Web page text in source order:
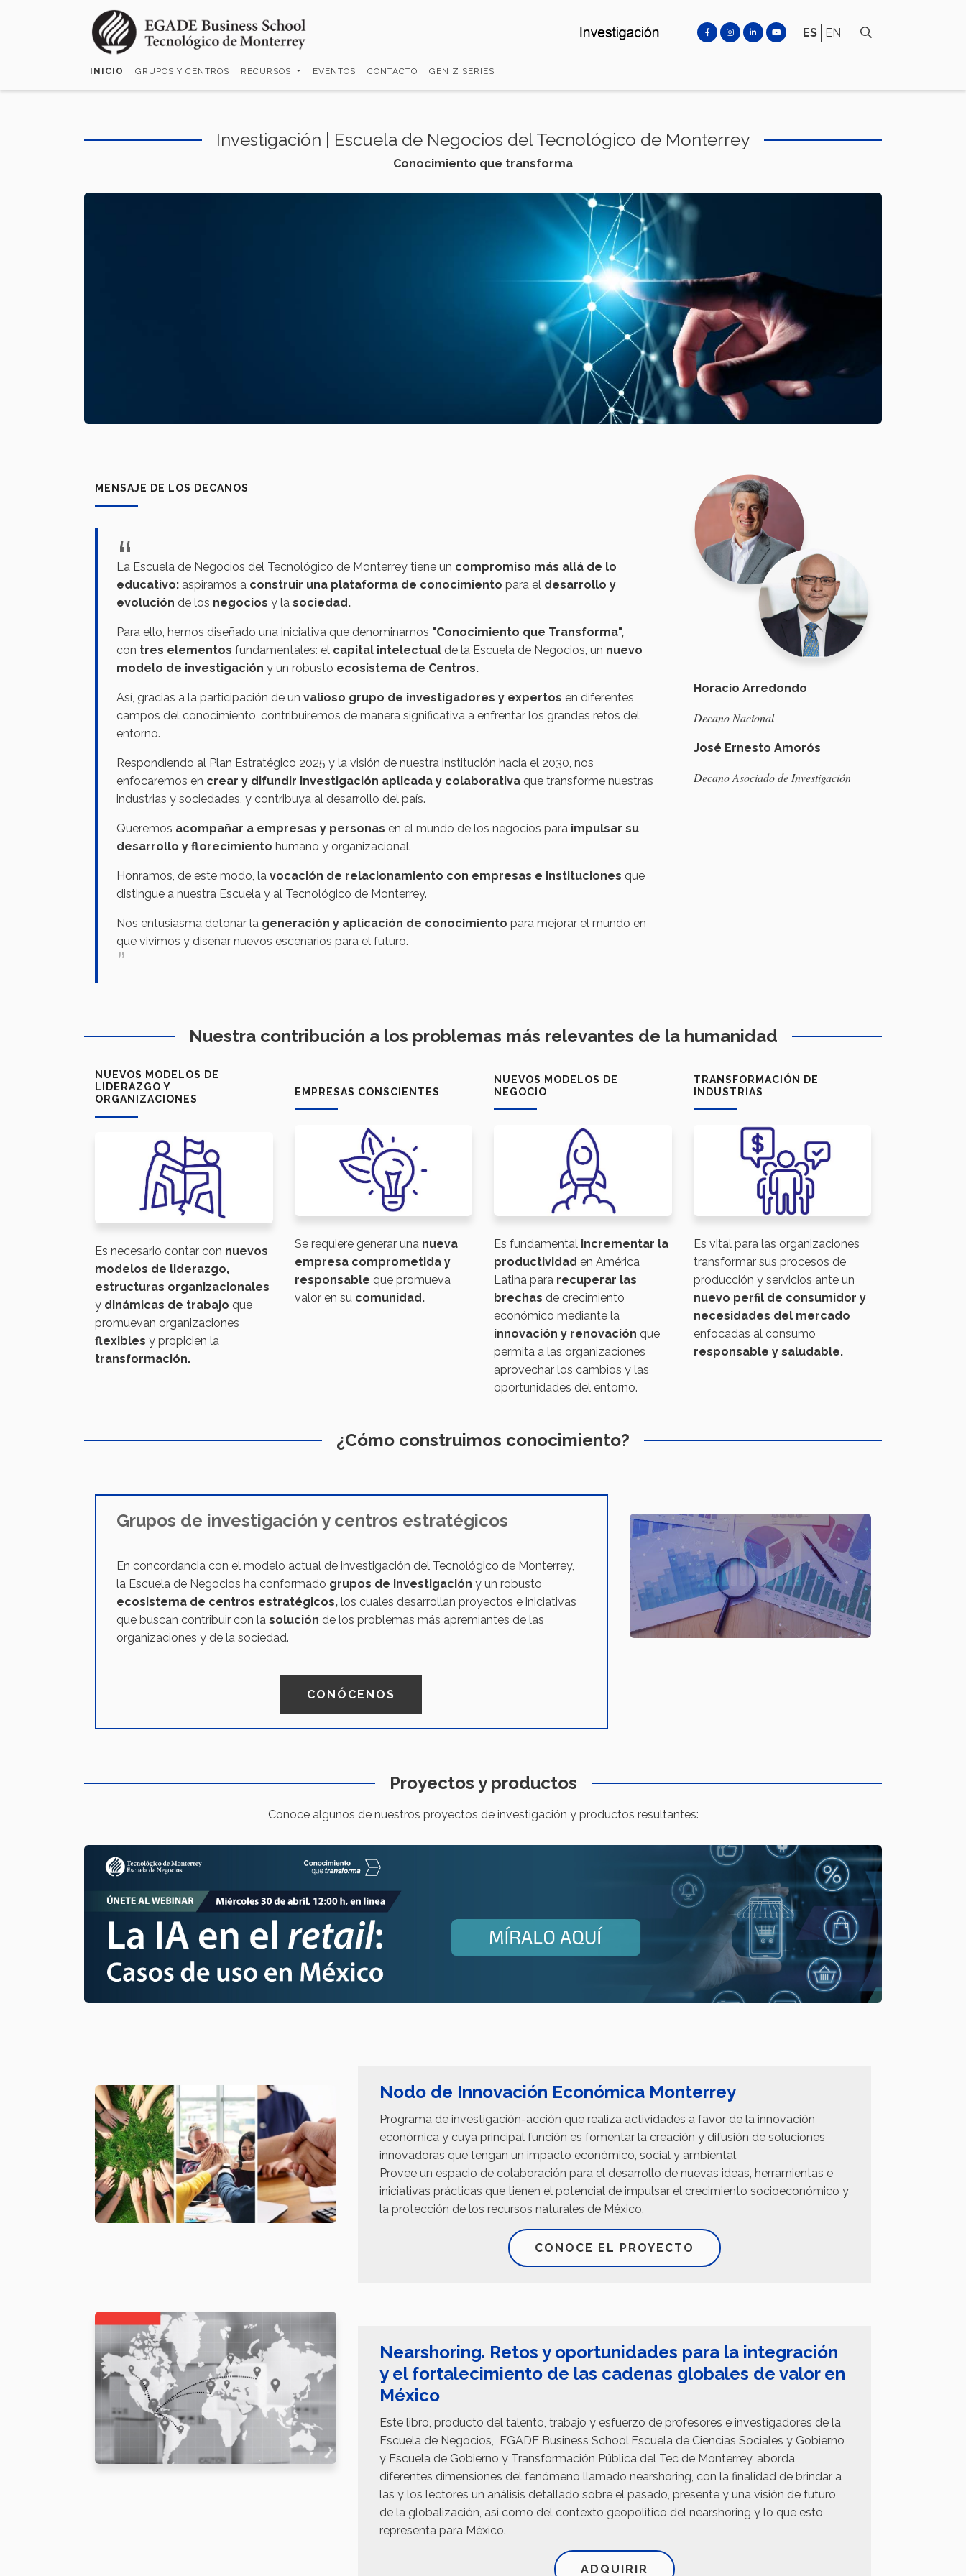
ES EN
INICIO GRUPOS Y CENTROS RECURSOS EVENTOS CONTACTO GEN Z SERIES
Investigación | Escuela de Negocios del Tecnológico de Monterrey
Conocimiento que transforma
MENSAJE DE LOS DECANOS
La Escuela de Negocios del Tecnológico de Monterrey tiene un compromiso más allá de lo
educativo: aspiramos a construir una plataforma de conocimiento para el desarrollo y
evolución de los negocios y la sociedad.
Para ello, hemos diseñado una iniciativa que denominamos "Conocimiento que Transforma",
con tres elementos fundamentales: el capital intelectual de la Escuela de Negocios, un nuevo
modelo de investigación y un robusto ecosistema de Centros.
Así, gracias a la participación de un valioso grupo de investigadores y expertos en diferentes
campos del conocimiento, contribuiremos de manera significativa a enfrentar los grandes retos del
entorno.
Respondiendo al Plan Estratégico 2025 y la visión de nuestra institución hacia el 2030, nos
enfocaremos en crear y difundir investigación aplicada y colaborativa que transforme nuestras
industrias y sociedades, y contribuya al desarrollo del país.
Queremos acompañar a empresas y personas en el mundo de los negocios para impulsar su
desarrollo y florecimiento humano y organizacional.
Honramos, de este modo, la vocación de relacionamiento con empresas e instituciones que
distingue a nuestra Escuela y al Tecnológico de Monterrey.
Nos entusiasma detonar la generación y aplicación de conocimiento para mejorar el mundo en
que vivimos y diseñar nuevos escenarios para el futuro.
-
Horacio Arredondo
Decano Nacional
José Ernesto Amorós
Decano Asociado de Investigación
Nuestra contribución a los problemas más relevantes de la humanidad
NUEVOS MODELOS DE
LIDERAZGO Y
ORGANIZACIONES
Es necesario contar con nuevos
modelos de liderazgo,
estructuras organizacionales
y dinámicas de trabajo que
promuevan organizaciones
flexibles y propicien la
transformación.
EMPRESAS CONSCIENTES
Se requiere generar una nueva
empresa comprometida y
responsable que promueva
valor en sucomunidad.
NUEVOS MODELOS DE
NEGOCIO
Es fundamental incrementar la
productividad en América
Latina para recuperar las
brechas de crecimiento
económico mediante la
innovación y renovación que
permita a las organizaciones
aprovechar los cambios y las
oportunidades del entorno.
TRANSFORMACIÓN DE
INDUSTRIAS
Es vital para las organizaciones
transformar sus procesos de
producción y servicios ante un
nuevo perfil de consumidor y
necesidades del mercado
enfocadas al consumo
responsable y saludable.
¿Cómo construimos conocimiento?
Grupos de investigación y centros estratégicos
En concordancia con el modelo actual de investigación del Tecnológico de Monterrey,
la Escuela de Negocios ha conformado grupos de investigación y un robusto
ecosistema de centros estratégicos, los cuales desarrollan proyectos e iniciativas
que buscan contribuir con la solución de los problemas más apremiantes de las
organizaciones y de la sociedad.
CONÓCENOS
Proyectos y productos
Conoce algunos de nuestros proyectos de investigación y productos resultantes:
Nodo de Innovación Económica Monterrey
Programa de investigación-acción que realiza actividades a favor de la innovación
económica y cuya principal función es fomentar la creación y difusión de soluciones
innovadoras que tengan un impacto económico, social y ambiental.
Provee un espacio de colaboración para el desarrollo de nuevas ideas, herramientas e
iniciativas prácticas que tienen el potencial de impulsar el crecimiento socioeconómico y
la protección de los recursos naturales de México.
CONOCE EL PROYECTO
Nearshoring. Retos y oportunidades para la integración
y el fortalecimiento de las cadenas globales de valor en
México
Este libro, producto del talento, trabajo y esfuerzo de profesores e investigadores de la
Escuela de Negocios, EGADE Business School,Escuela de Ciencias Sociales y Gobierno
y Escuela de Gobierno y Transformación Pública del Tec de Monterrey, aborda
diferentes dimensiones del fenómeno llamado nearshoring, con la finalidad de brindar a
las y los lectores un análisis detallado sobre el pasado, presente y una visión de futuro
de la globalización, así como del contexto geopolítico del nearshoring y lo que esto
representa para México.
ADQUIRIR